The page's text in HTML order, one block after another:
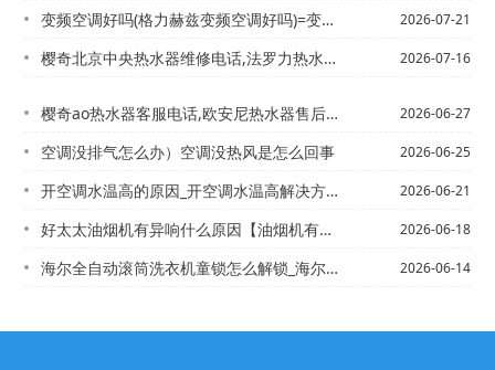
变频空调好吗(格力赫兹变频空调好吗)=变频空调加(变频空调加氟需要多少钱) 2026-07-21
樱奇北京中央热水器维修电话,法罗力热水器】北林区清洗热水器电话,康泉热水器售后电... 2026-07-16
樱奇ao热水器客服电话,欧安尼热水器售后服务电话% 2026-06-27
空调没排气怎么办）空调没热风是怎么回事 2026-06-25
开空调水温高的原因_开空调水温高解决方法 2026-06-21
好太太油烟机有异响什么原因【油烟机有异响怎么处理】\ 2026-06-18
海尔全自动滚筒洗衣机童锁怎么解锁_海尔全自动滚筒洗衣机童锁解锁方法~海尔全自动滚... 2026-06-14